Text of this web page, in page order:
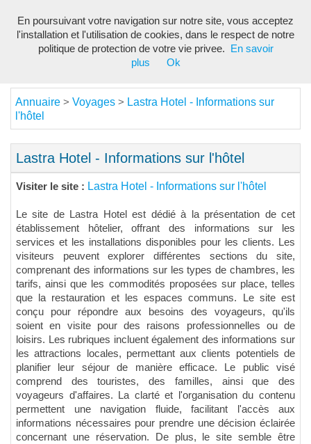
Annuaire > Voyages > Lastra Hotel - Informations sur
l'hôtel
Lastra Hotel - Informations sur l'hôtel
Visiter le site : Lastra Hotel - Informations sur l'hôtel
Le site de Lastra Hotel est dédié à la présentation de cet
établissement hôtelier, offrant des informations sur les
services et les installations disponibles pour les clients. Les
visiteurs peuvent explorer différentes sections du site,
comprenant des informations sur les types de chambres, les
tarifs, ainsi que les commodités proposées sur place, telles
que la restauration et les espaces communs. Le site est
conçu pour répondre aux besoins des voyageurs, qu'ils
soient en visite pour des raisons professionnelles ou de
loisirs. Les rubriques incluent également des informations sur
les attractions locales, permettant aux clients potentiels de
planifier leur séjour de manière efficace. Le public visé
comprend des touristes, des familles, ainsi que des
voyageurs d'affaires. La clarté et l'organisation du contenu
permettent une navigation fluide, facilitant l'accès aux
informations nécessaires pour prendre une décision éclairée
concernant une réservation. De plus, le site semble être
En poursuivant votre navigation sur notre site, vous acceptez
l'installation et l'utilisation de cookies, dans le respect de notre
politique de protection de votre vie privee.
En savoir
plus
Ok